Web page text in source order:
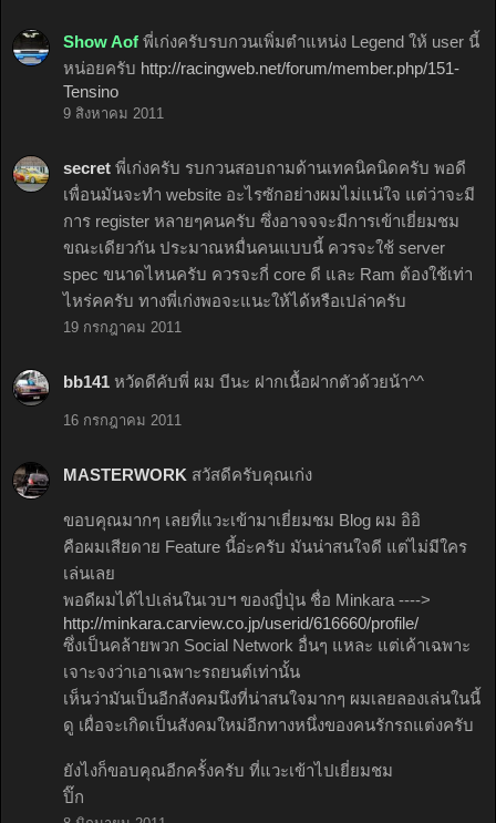
Show Aof พี่เก่งครับรบกวนเพิ่มตำแหน่ง Legend ให้ user นี้
หน่อยครับ http://racingweb.net/forum/member.php/151-
Tensino
9 สิงหาคม 2011
secret พี่เก่งครับ รบกวนสอบถามด้านเทคนิคนิดครับ พอดี
เพื่อนมันจะทำ website อะไรซักอย่างผมไม่แน่ใจ แต่ว่าจะมี
การ register หลายๆคนครับ ซึ่งอาจจจะมีการเข้าเยี่ยมชม
ขณะเดียวกัน ประมาณหมื่นคนแบบนี้ ควรจะใช้ server
spec ขนาดไหนครับ ควรจะกี่ core ดี และ Ram ต้องใช้เท่า
ไหร่คครับ ทางพี่เก่งพอจะแนะให้ได้หรือเปล่าครับ
19 กรกฎาคม 2011
bb141 หวัดดีคับพี่ ผม บีนะ ฝากเนื้อฝากตัวด้วยน้า^^
16 กรกฎาคม 2011
MASTERWORK สวัสดีครับคุณเก่ง
ขอบคุณมากๆ เลยที่แวะเข้ามาเยี่ยมชม Blog ผม อิอิ
คือผมเสียดาย Feature นี้อ่ะครับ มันน่าสนใจดี แต่ไม่มีใคร
เล่นเลย
พอดีผมได้ไปเล่นในเวบฯ ของญี่ปุ่น ชื่อ Minkara ---->
http://minkara.carview.co.jp/userid/616660/profile/
ซึ่งเป็นคล้ายพวก Social Network อื่นๆ แหละ แต่เค้าเฉพาะ
เจาะจงว่าเอาเฉพาะรถยนต์เท่านั้น
เห็นว่ามันเป็นอีกสังคมนึงที่น่าสนใจมากๆ ผมเลยลองเล่นในนี้
ดู เผื่อจะเกิดเป็นสังคมใหม่อีกทางหนึ่งของคนรักรถแต่งครับ
ยังไงก็ขอบคุณอีกครั้งครับ ที่แวะเข้าไปเยี่ยมชม
ปิ๊ก